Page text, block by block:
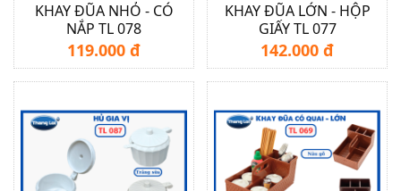
KHAY ĐŨA NHỎ - CÓ
NẮP TL 078
119.000 đ
KHAY ĐŨA LỚN - HỘP
GIẤY TL 077
142.000 đ